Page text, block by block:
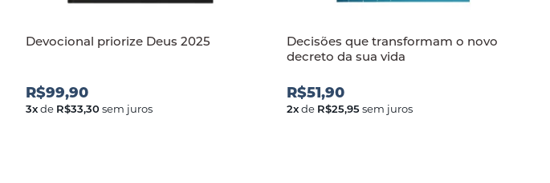
Devocional priorize Deus 2025
R$99,90
3xde R$33,30sem juros
Decisões que transformam o novo
decreto da sua vida
R$51,90
2xde R$25,95sem juros